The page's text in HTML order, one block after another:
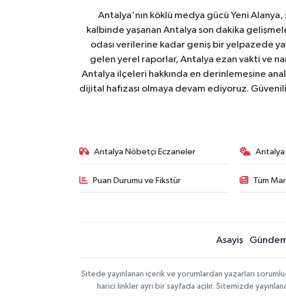
Antalya'nın köklü medya gücü Yeni Alanya,
kalbinde yaşanan Antalya son dakika
odası verilerine kadar geniş bir yelpazede
gelen yerel raporlar, Antalya ezan vakti ve
Antalya ilçeleri hakkında en derinlemesine
dijital hafızası olmaya devam ediyoruz.
Antalya Nöbetçi Eczaneler Antalya
Puan Durumu ve Fikstür Tüm
Asayiş
Sitede yayınlanan içerik ve yorumlardan yazarları
harici linkler ayrı bir sayfada açılır. Sitemizde